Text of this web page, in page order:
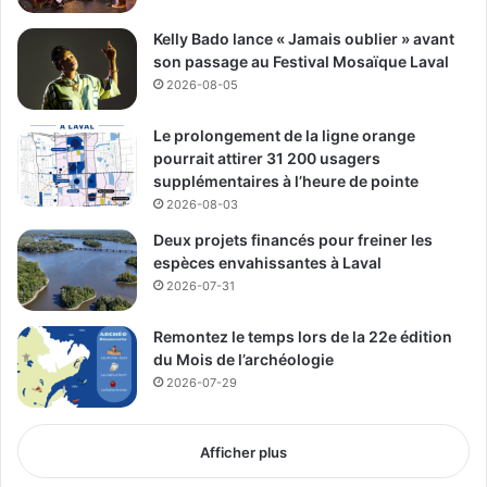
cette initiative répond à des enjeux concrets de sécurité
alimentaire, mais elle incarne aussi les valeurs
d’écoresponsabilité et de solidarité qui façonnent l’avenir
de Laval-des-Rapides. Bravo au Gouvernement étudiant
du CQPEL, au CEM et à tous les acteurs impliqués avec le
Marigot agricole pour leur vision et leur engagement. »
Le Centre de qualification professionnelle et
d’entrepreneuriat de Laval (CQPEL) est une école
d’adaptation scolaire du programme de formation axé sur
l’emploi. Les élèves, issus de toute la région de Laval,
peuvent s’impliquer dans des projets ancrés dans la
communauté, tels que le Gouvernement étudiant et la
Coop micro fraîcheur, une entreprise d’agriculture urbaine
et d’économie sociale.
Kelly Bado lance « Jamais oublier » avant
son passage au Festival Mosaïque Laval
2026-08-05
Le prolongement de la ligne orange
pourrait attirer 31 200 usagers
supplémentaires à l’heure de pointe
2026-08-03
Deux projets financés pour freiner les
espèces envahissantes à Laval
2026-07-31
Remontez le temps lors de la 22e édition
du Mois de l’archéologie
2026-07-29
Afficher plus